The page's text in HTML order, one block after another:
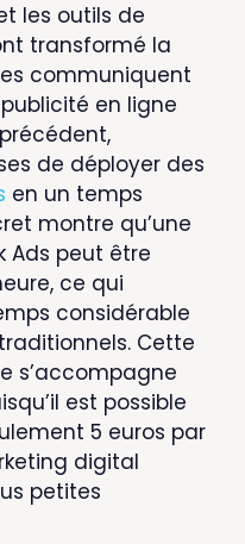
les outils de
transformé la
communiquent
en ligne
de déployer des
en un temps
montre qu’une
Ads peut être
ce qui
considérable
Cette
s’accompagne
est possible
5 euros par
digital
petites